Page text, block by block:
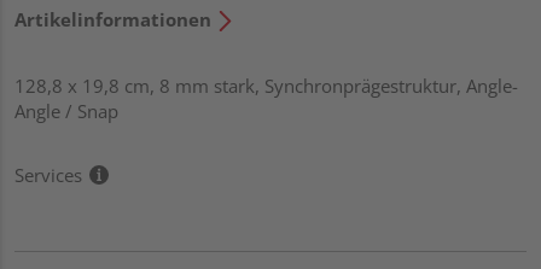
Artikelinformationen
128,8 x 19,8 cm, 8 mm stark, Synchronprägestruktur, Angle-
Angle / Snap
Services